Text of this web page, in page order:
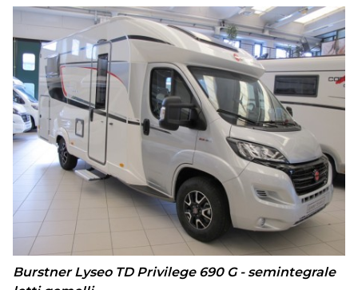
Burstner Lyseo TD Privilege 690 G - semintegrale